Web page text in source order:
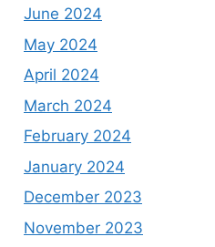
June 2024
May 2024
April 2024
March 2024
February 2024
January 2024
December 2023
November 2023